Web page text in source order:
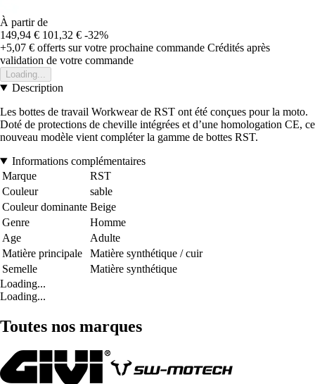
À partir de
149,94 € 101,32 € -32%
+5,07 € offerts sur votre prochaine commande Crédités après
validation de votre commande
Loading...
Description
Les bottes de travail Workwear de RST ont été conçues pour la moto.
Doté de protections de cheville intégrées et d’une homologation CE, ce
nouveau modèle vient compléter la gamme de bottes RST.
Informations complémentaires
Marque
RST
Couleur
sable
Couleur dominante Beige
Genre
Homme
Age
Adulte
Matière principale
Matière synthétique / cuir
Semelle
Matière synthétique
Loading...
Loading...
Toutes nos marques